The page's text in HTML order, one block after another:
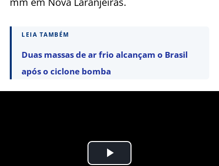
LEIA TAMBÉM
Duas massas de ar frio alcançam o Brasil
após o ciclone bomba